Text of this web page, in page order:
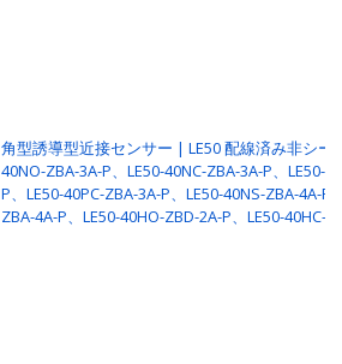
角型誘導型近接センサー | LE50 配線済み非シー
40NO-ZBA-3A-P、LE50-40NC-ZBA-3A-P、LE50-
P、LE50-40PC-ZBA-3A-P、LE50-40NS-ZBA-4A-P
ZBA-4A-P、LE50-40HO-ZBD-2A-P、LE50-40HC-